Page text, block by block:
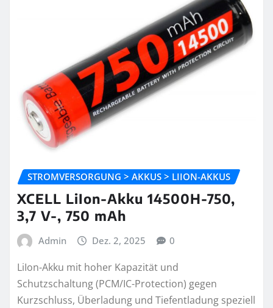
STROMVERSORGUNG > AKKUS > LIION-AKKUS
XCELL LiIon-Akku 14500H-750,
3,7 V-, 750 mAh
Admin Dez. 2, 2025 0
LiIon-Akku mit hoher Kapazität und
Schutzschaltung (PCM/IC-Protection) gegen
Kurzschluss, Überladung und Tiefentladung speziell